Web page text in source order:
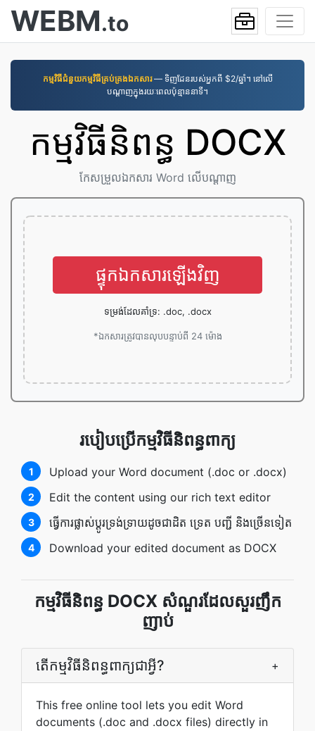
WEBM.to
កម្មវិធី​ជំនួយ​កម្មវិធី​គ្រប់គ្រង​ឯកសារ— ទិញដែនរបស់អ្នកពី $2/ឆ្នាំ។ នៅលើ
បណ្តាញក្នុងរយៈពេលប៉ុន្មាននាទី។
កម្មវិធី​និពន្ធ DOCX
កែសម្រួល​ឯកសារ Word លើ​បណ្ដាញ
ផ្ទុក​ឯកសារ​ឡើង​វិញ
ទម្រង់ដែលគាំទ្រ: .doc, .docx
*ឯកសារត្រូវបានលុបបន្ទាប់ពី 24 ម៉ោង
របៀប​ប្រើ​កម្មវិធី​និពន្ធ​ពាក្យ
1 Upload your Word document (.doc or .docx)
2 Edit the content using our rich text editor
3 ធ្វើ​ការ​ផ្លាស់ប្ដូរ​ទ្រង់ទ្រាយ​ដូចជា​ដិត ទ្រេត បញ្ជី និង​ច្រើន​ទៀត
4 Download your edited document as DOCX
កម្មវិធី​និពន្ធ DOCX សំណួរដែលសួរញឹក
ញាប់
តើ​កម្មវិធី​និពន្ធ​ពាក្យ​ជា​អ្វី? +
This free online tool lets you edit Word
documents (.doc and .docx files) directly in